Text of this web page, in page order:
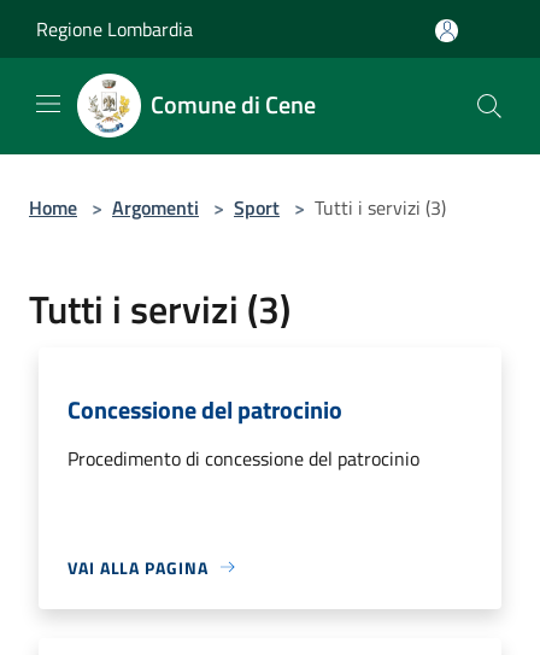
Regione Lombardia
Comune di Cene
Home > Argomenti > Sport > Tutti i servizi (3)
Tutti i servizi (3)
Concessione del patrocinio
Procedimento di concessione del patrocinio
VAI ALLA PAGINA